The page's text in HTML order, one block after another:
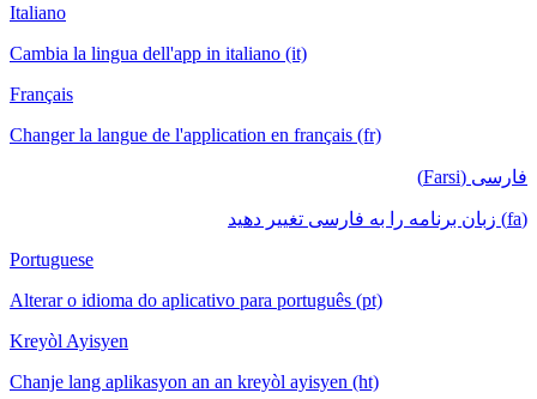
Italiano
Cambia la lingua dell'app in italiano (it)
Français
Changer la langue de l'application en français (fr)
فارسی (Farsi)
(fa) زبان برنامه را به فارسی تغییر دهید
Portuguese
Alterar o idioma do aplicativo para português (pt)
Kreyòl Ayisyen
Chanje lang aplikasyon an an kreyòl ayisyen (ht)